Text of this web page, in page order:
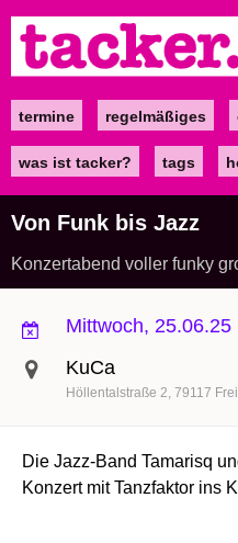
zum
Inhalt
Maintermine regelmäßiges
was ist tacker? tags
Von Funk bis Jazz
Konzertabend voller funky
Mittwoch,
KuCa
Höllentalstraße 2 79117
Die Jazz-Band Tamarisq
Konzert mit Tanzfaktor ins